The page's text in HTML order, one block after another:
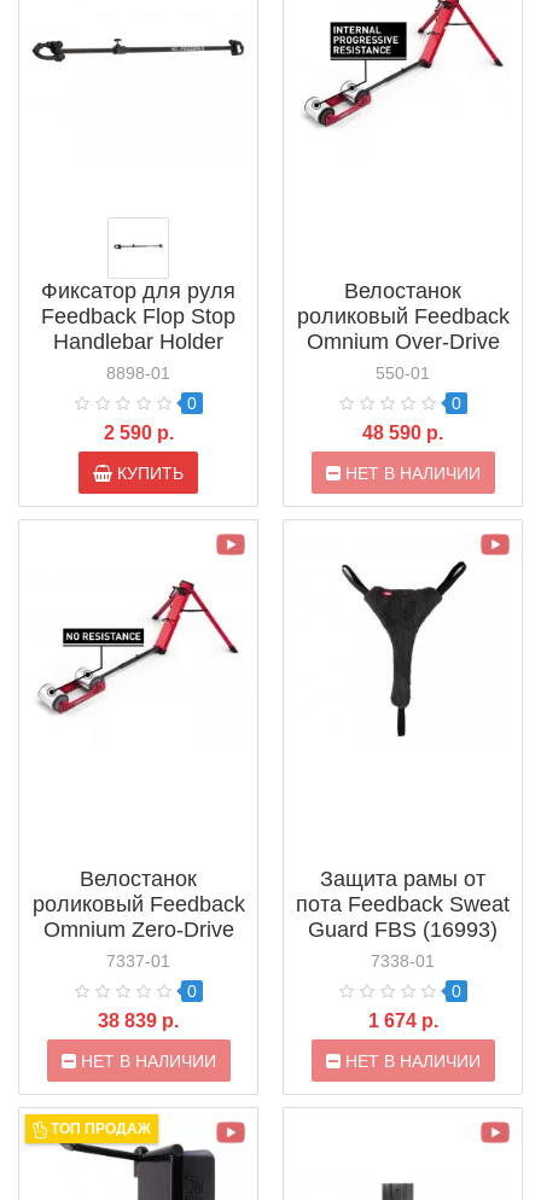
Фиксатор для руля
Feedback Flop Stop
Handlebar Holder
(13981)
8898-01
0
2 590 р.
КУПИТЬ
Велостанок
роликовый Feedback
Omnium Over-Drive
Bike Trainer (17084)
550-01
0
48 590 р.
НЕТ В НАЛИЧИИ
Велостанок
роликовый Feedback
Omnium Zero-Drive
Bike Trainer Non-
Resistance (17250)
7337-01
0
38 839 р.
НЕТ В НАЛИЧИИ
Защита рамы от
пота Feedback Sweat
Guard FBS (16993)
7338-01
0
1 674 р.
НЕТ В НАЛИЧИИ
ТОП ПРОДАЖ